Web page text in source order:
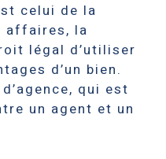
celui de la
affaires, la
légal d’utiliser
d’un bien.
qui est
un agent et un